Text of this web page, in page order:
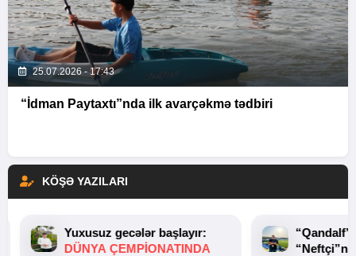
25.07.2026 - 17:43
“İdman Paytaxtı”nda ilk avarçəkmə tədbiri
KÖŞƏ YAZILARI
Yuxusuz gecələr başlayır:
DÜNYA ÇEMPIONATINDA